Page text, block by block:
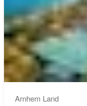
Arnhem Land